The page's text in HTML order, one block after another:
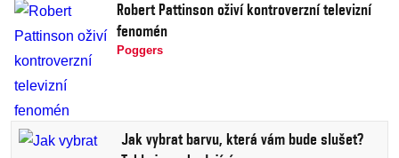
Robert Pattinson oživí kontroverzní televizní
fenomén
Poggers
Jak vybrat barvu, která vám bude slušet?